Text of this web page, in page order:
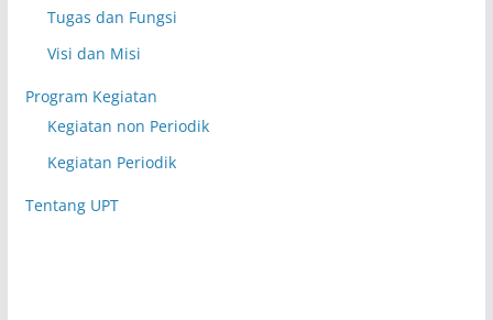
Tugas dan Fungsi
Visi dan Misi
Program Kegiatan
Kegiatan non Periodik
Kegiatan Periodik
Tentang UPT